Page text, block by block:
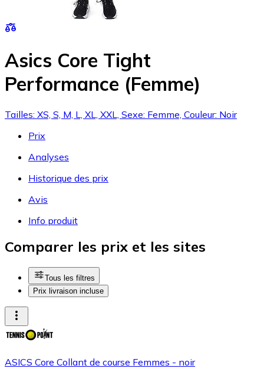
Asics Core Tight
Performance (Femme)
Tailles: XS, S, M, L, XL, XXL, Sexe: Femme, Couleur: Noir
Prix
Analyses
Historique des prix
Avis
Info produit
Comparer les prix et les sites
Tous les filtres
Prix livraison incluse
ASICS Core Collant de course Femmes - noir